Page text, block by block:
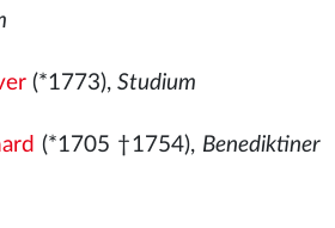
(*1773), Studium
(*1705 †1754), Benediktiner